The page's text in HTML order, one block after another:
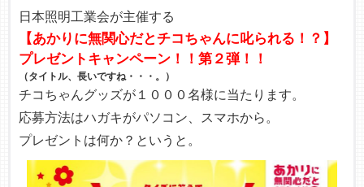
日本照明工業会が主催する
【あかりに無関心だとチコちゃんに叱られる！？】
プレゼントキャンペーン！！第２弾！！
（タイトル、長いですね・・・。）
チコちゃんグッズが１０００名様に当たります。
応募方法はハガキがパソコン、スマホから。
プレゼントは何か？というと。